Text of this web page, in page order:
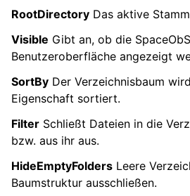
RootDirectory Das aktive
Visible Gibt an, ob die
Benutzeroberfläche angezeigt
SortBy Der Verzeichnisbaum
Eigenschaft sortiert.
Filter Schließt Dateien in die
bzw. aus ihr aus.
HideEmptyFolders Leere
Baumstruktur ausschließen.